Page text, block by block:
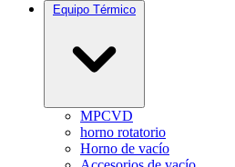
Equipo Térmico
MPCVD
horno rotatorio
Horno de vacío